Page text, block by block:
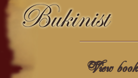
View book